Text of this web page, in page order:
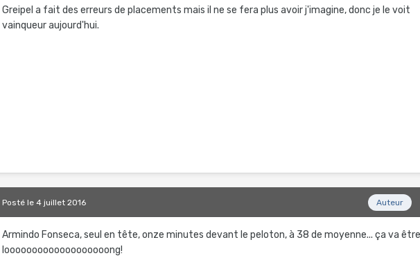
Greipel a fait des erreurs de placements mais il ne se fera plus avoir j'imagine, donc je le voit
vainqueur aujourd'hui.
Auteur
Postéle 4 juillet 2016
Armindo Fonseca, seul en tête, onze minutes devant le peloton, à 38 de moyenne... ça va
looooooooooooooooooong!